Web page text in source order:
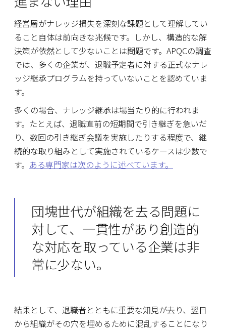
経営層がナレッジ損失を深刻な課題として理解してい
ること自体は前向きな兆候です。しかし、構造的な解
決策が依然として少ないことは問題です。APQCの調査
では、多くの企業が、退職予定者に対する正式なナレ
ッジ継承プログラムを持っていないことを認めていま
す。
多くの場合、ナレッジ継承は場当たり的に行われま
す。たとえば、退職直前の短期間で引き継ぎを急いだ
り、数回の引き継ぎ会議を実施したりする程度で、継
続的な取り組みとして実施されているケースは少数で
す。 ある専門家は次のように述べています。
団塊世代が組織を去る問題に
対して、一貫性があり創造的
な対応を取っている企業は非
常に少ない。
結果として、退職者とともに重要な知見が去り、翌日
から組織がその穴を埋めるために混乱することになり